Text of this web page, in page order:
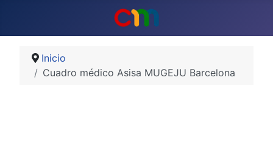
Inicio
Cuadro médico Asisa MUGEJU Barcelona